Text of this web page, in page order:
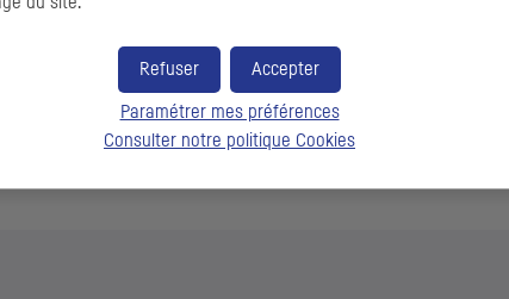
180 Md€
de conservation en France
4
Accepter
Refuser
Paramétrer mes préférences
Consulter notre politique Cookies